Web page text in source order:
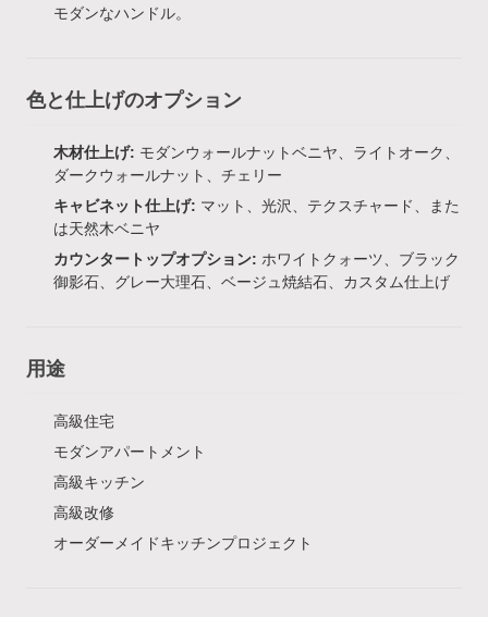
モダンなハンドル。
色と仕上げのオプション
木材仕上げ: モダンウォールナットベニヤ、ライトオーク、
ダークウォールナット、チェリー
キャビネット仕上げ: マット、光沢、テクスチャード、また
は天然木ベニヤ
カウンタートップオプション: ホワイトクォーツ、ブラック
御影石、グレー大理石、ベージュ焼結石、カスタム仕上げ
用途
高級住宅
モダンアパートメント
高級キッチン
高級改修
オーダーメイドキッチンプロジェクト